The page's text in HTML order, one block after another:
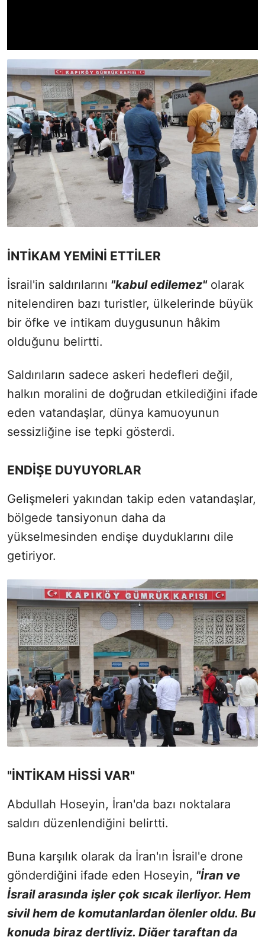
İNTİKAM YEMİNİ ETTİLER
İsrail'in saldırılarını "kabul edilemez"olarak
nitelendiren bazı turistler, ülkelerinde büyük
bir öfke ve intikam duygusunun hâkim
olduğunu belirtti.
Saldırıların sadece askeri hedefleri değil,
halkın moralini de doğrudan etkilediğini ifade
eden vatandaşlar, dünya kamuoyunun
sessizliğine ise tepki gösterdi.
ENDİŞE DUYUYORLAR
Gelişmeleri yakından takip eden vatandaşlar,
bölgede tansiyonun daha da
yükselmesinden endişe duyduklarını dile
getiriyor.
"İNTİKAM HİSSİ VAR"
Abdullah Hoseyin, İran'da bazı noktalara
saldırı düzenlendiğini belirtti.
Buna karşılık olarak da İran'ın İsrail'e drone
gönderdiğini ifade eden Hoseyin, "İran ve
İsrail arasında işler çok sıcak ilerliyor. Hem
sivil hem de komutanlardan ölenler oldu. Bu
konuda biraz dertliyiz. Diğer taraftan da